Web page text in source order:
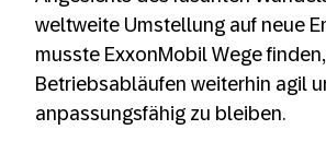
weltweite Umstellung auf neue
musste ExxonMobil Wege
Betriebsabläufen weiterhin agil
anpassungsfähig zu bleiben.